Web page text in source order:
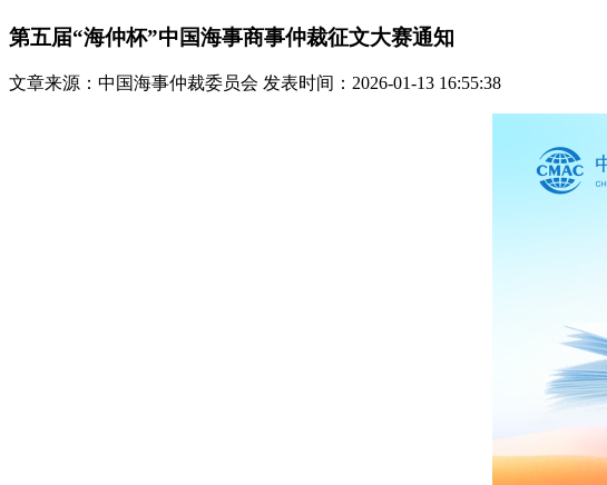
第五届“海仲杯”中国海事商事仲裁征文大赛通知
文章来源：中国海事仲裁委员会 发表时间：2026-01-13 16:55:38